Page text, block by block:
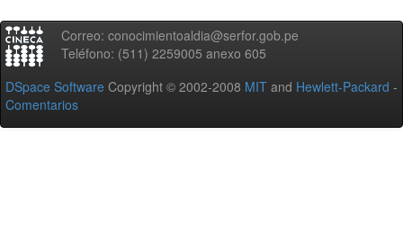
Correo: conocimientoaldia@serfor.gob.pe
Teléfono: (511) 2259005 anexo 605
DSpace Software Copyright © 2002-2008 MIT and Hewlett-Packard -
Comentarios